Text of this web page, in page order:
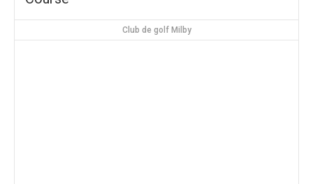
Club de golf Milby